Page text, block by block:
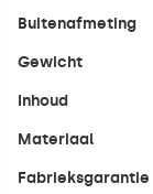
Buitenafmeting
Gewicht
Inhoud
Materiaal
Fabrieksgarantie